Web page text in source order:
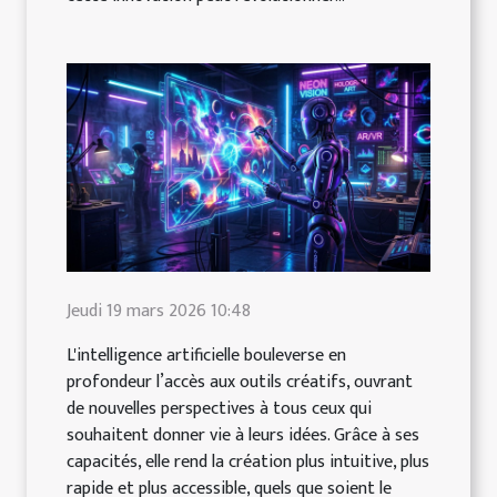
Jeudi 19 mars 2026 10:48
L'intelligence artificielle bouleverse en
profondeur l’accès aux outils créatifs, ouvrant
de nouvelles perspectives à tous ceux qui
souhaitent donner vie à leurs idées. Grâce à ses
capacités, elle rend la création plus intuitive, plus
rapide et plus accessible, quels que soient le